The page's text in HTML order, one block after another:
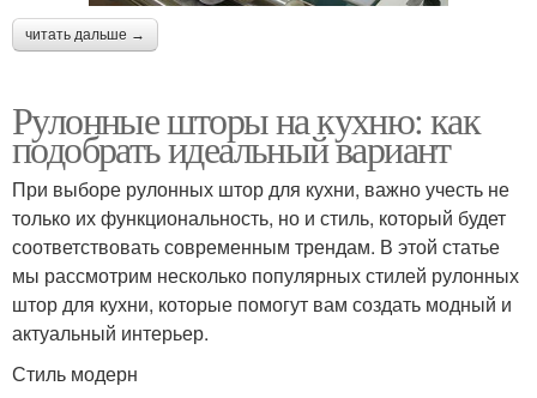
читать дальше →
Рулонные шторы на кухню: как
подобрать идеальный вариант
При выборе рулонных штор для кухни, важно учесть не
только их функциональность, но и стиль, который будет
соответствовать современным трендам. В этой статье
мы рассмотрим несколько популярных стилей рулонных
штор для кухни, которые помогут вам создать модный и
актуальный интерьер.
Стиль модерн